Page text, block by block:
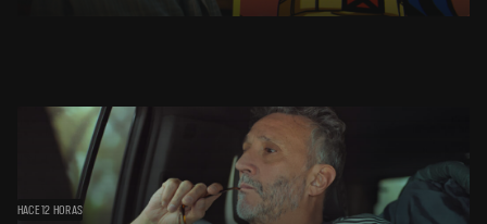
HACE 12 HORAS